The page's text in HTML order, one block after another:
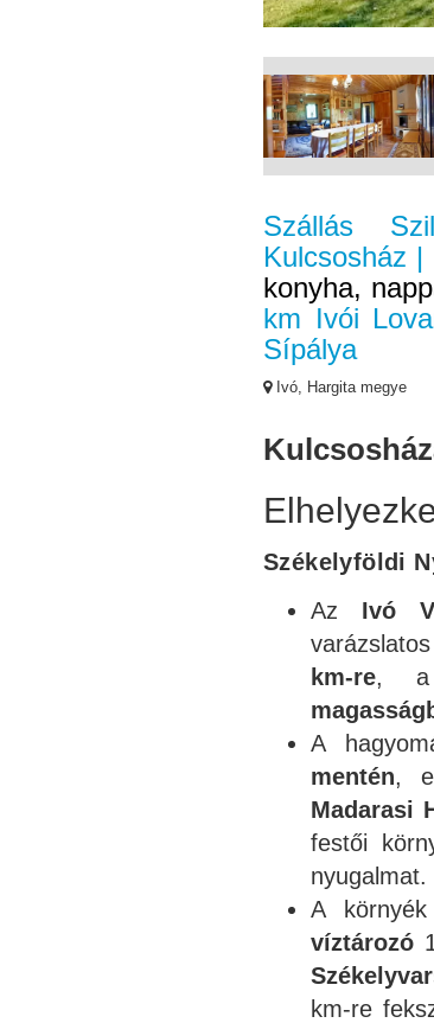
Szállás
Kulcsosház |
konyha,
km Ivói
Sípálya
Ivó, Hargita megye
Székelyföldi
Az Ivó
km-re, a
A
mentén,
Madarasi
festői
nyugalmat.
A
víztározó
km-re